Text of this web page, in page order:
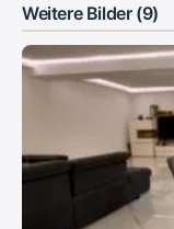
Weitere Bilder (9)